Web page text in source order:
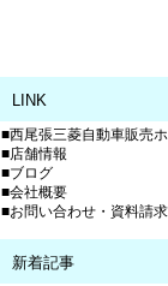
LINK
■西尾張三菱自動車販売
■店舗情報
■ブログ
■会社概要
■お問い合わせ・資料請求
新着記事